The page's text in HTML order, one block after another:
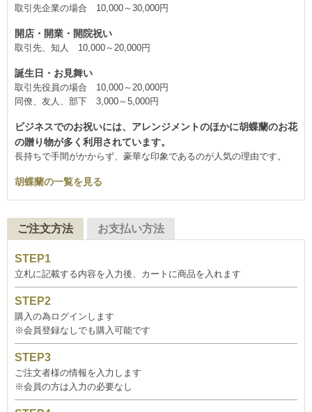
取引先企業の場合 10,000～30,000円
開店・開業・開院祝い
取引先、知人 10,000～20,000円
誕生日・お見舞い
取引先役員の場合 10,000～20,000円
同僚、友人、部下 3,000～5,000円
ビジネスでのお祝いには、アレンジメントのほかに胡蝶蘭のお花
の贈り物が多く利用されています。
長持ちで手間がかからず、豪華な印象であるのが人気の理由です。
胡蝶蘭の一覧を見る
ご注文方法 お支払い方法
立札に記載する内容を入力後、カートに商品を入れます
購入の為ログインします
※会員登録なしでも購入可能です
ご注文者様の情報を入力します
※会員の方は入力の必要なし